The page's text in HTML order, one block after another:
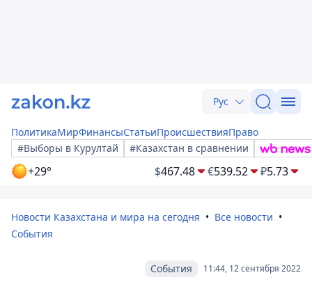
Рус
ПолитикаМирФинансыСтатьиПроисшествияПраво
#Выборы в Курултай
#Казахстан в сравнении
+29° $467.48 €539.52 ₽5.73
Новости Казахстана и мира на сегодня
Все новости
События
11:44, 12 сентября 2022
События